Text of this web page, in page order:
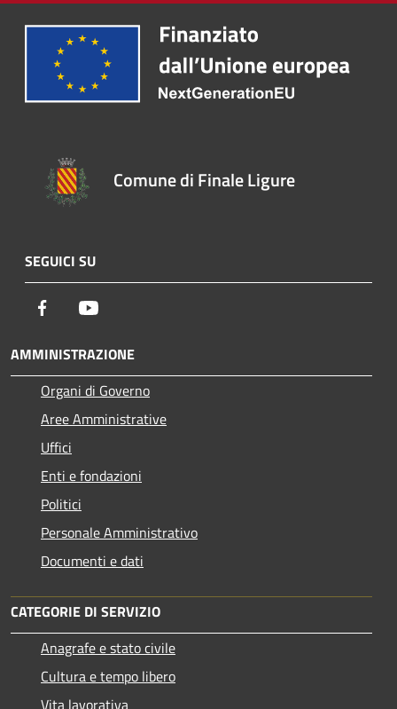
Comune di Finale Ligure
SEGUICI SU
Facebook
AMMINISTRAZIONE
Organi di Governo
Aree Amministrative
Uffici
Enti e fondazioni
Politici
Personale Amministrativo
Documenti e dati
CATEGORIE DI SERVIZIO
Anagrafe e stato civile
Cultura e tempo libero
Vita lavorativa